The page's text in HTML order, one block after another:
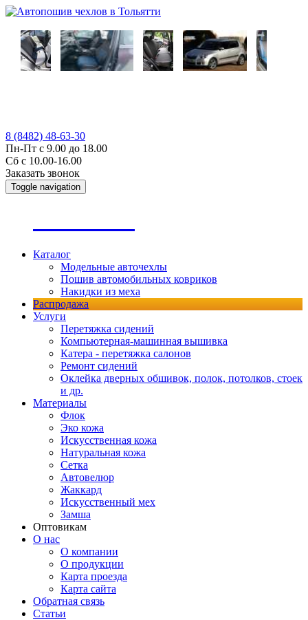
8 (8482) 48-63-30
Пн-Пт с 9.00 до 18.00
Сб с 10.00-16.00
Заказать звонок
Toggle navigation
Каталог
Модельные авточехлы
Пошив автомобильных ковриков
Накидки из меха
Распродажа
Услуги
Перетяжка сидений
Компьютерная-машинная вышивка
Катера - перетяжка салонов
Ремонт сидений
Оклейка дверных обшивок, полок, потолков, стоек
и др.
Материалы
Флок
Эко кожа
Искусственная кожа
Натуральная кожа
Сетка
Автовелюр
Жаккард
Искусственный мех
Замша
Оптовикам
О нас
О компании
О продукции
Карта проезда
Карта сайта
Обратная связь
Статьи